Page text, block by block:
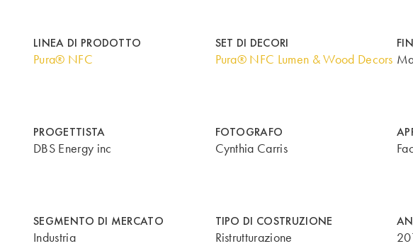
LINEA DI PRODOTTO
Pura® NFC
SET DI DECORI
Pura® NFC Lumen & Wood Decors
PROGETTISTA
DBS Energy inc
FOTOGRAFO
Cynthia Carris
SEGMENTO DI MERCATO
Industria
TIPO DI COSTRUZIONE
Ristrutturazione